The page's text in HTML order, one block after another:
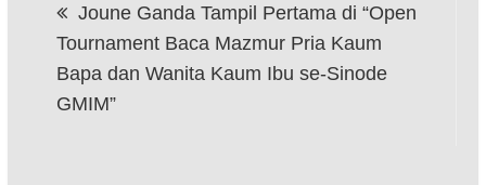
pos
Joune Ganda Tampil Pertama di “Open
Tournament Baca Mazmur Pria Kaum
Bapa dan Wanita Kaum Ibu se-Sinode
GMIM”